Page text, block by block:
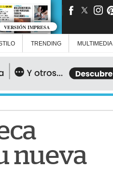
VERSIÓN IMPRESA
TRENDING MULTIMEDIA
nueva